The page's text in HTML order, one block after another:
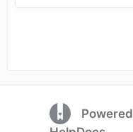
(opens